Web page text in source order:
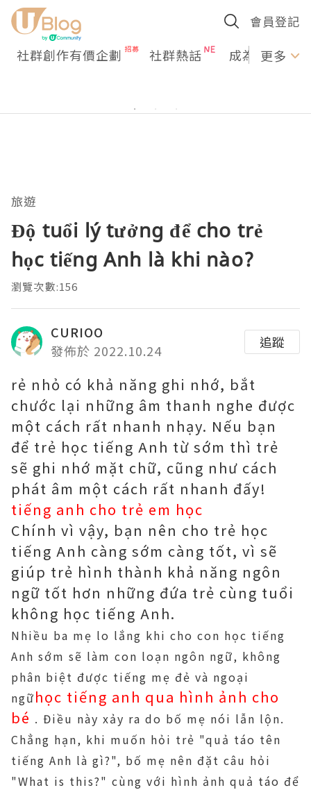
會員登記
社群創作有價企劃 社群熱話 成為U更多
旅遊
Độ tuổi lý tưởng để cho trẻ
học tiếng Anh là khi nào?
瀏覽次數:156
CURIOO
發佈於 2022.10.24
追蹤
rẻ nhỏ có khả năng ghi nhớ, bắt
chước lại những âm thanh nghe được
một cách rất nhanh nhạy. Nếu bạn
để trẻ học tiếng Anh từ sớm thì trẻ
sẽ ghi nhớ mặt chữ, cũng như cách
phát âm một cách rất nhanh đấy!
tiếng anh cho trẻ em học
Chính vì vậy, bạn nên cho trẻ học
tiếng Anh càng sớm càng tốt, vì sẽ
giúp trẻ hình thành khả năng ngôn
ngữ tốt hơn những đứa trẻ cùng tuổi
không học tiếng Anh.
Nhiều ba mẹ lo lắng khi cho con học tiếng
Anh sớm sẽ làm con loạn ngôn ngữ, không
phân biệt được tiếng mẹ đẻ và ngoại
ngữhọc tiếng anh qua hình ảnh cho
bé . Điều này xảy ra do bố mẹ nói lẫn lộn.
Chẳng hạn, khi muốn hỏi trẻ "quả táo tên
tiếng Anh là gì?", bố mẹ nên đặt câu hỏi
"What is this?" cùng với hình ảnh quả táo để